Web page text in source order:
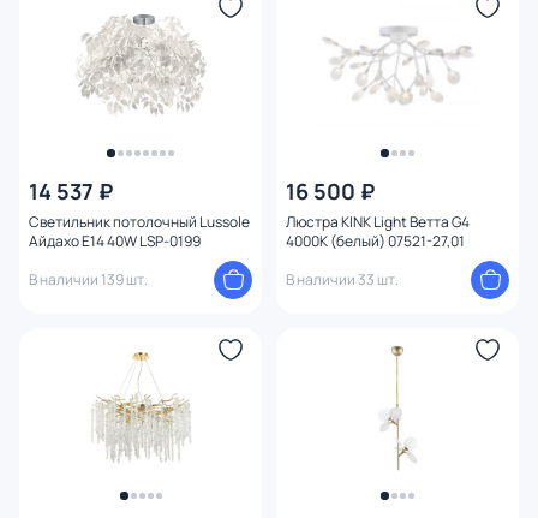
14 537 ₽
Светильник потолочный Lussole
Айдахо E14 40W LSP-0199
В наличии 139 шт.
16 500 ₽
Люстра KINK Light Ветта G4
4000К (белый) 07521-27,01
В наличии 33 шт.
В наличии 460
Доставка
Цвет
Вид лампы
Тип помещения